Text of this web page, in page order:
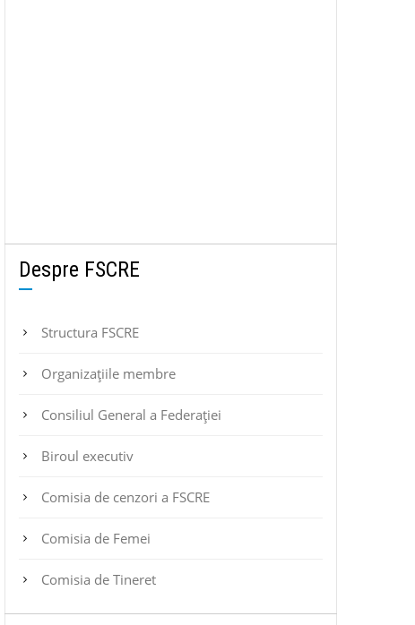
Despre FSCRE
Structura FSCRE
Organizațiile membre
Consiliul General a Federației
Biroul executiv
Comisia de cenzori a FSCRE
Comisia de Femei
Comisia de Tineret